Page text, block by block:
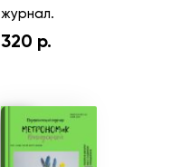
журнал.
320 р.